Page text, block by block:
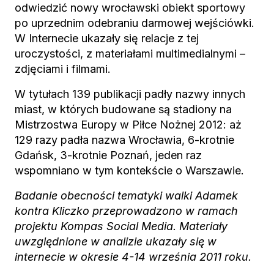
odwiedzić nowy wrocławski obiekt sportowy
po uprzednim odebraniu darmowej wejściówki.
W Internecie ukazały się relacje z tej
uroczystości, z materiałami multimedialnymi –
zdjęciami i filmami.
W tytułach 139 publikacji padły nazwy innych
miast, w których budowane są stadiony na
Mistrzostwa Europy w Piłce Nożnej 2012: aż
129 razy padła nazwa Wrocławia, 6-krotnie
Gdańsk, 3-krotnie Poznań, jeden raz
wspomniano w tym kontekście o Warszawie.
Badanie obecności tematyki walki Adamek
kontra Kliczko przeprowadzono w ramach
projektu Kompas Social Media. Materiały
uwzględnione w analizie ukazały się w
internecie w okresie 4-14 września 2011 roku.